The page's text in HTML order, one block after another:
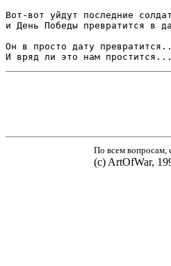
Вот-вот уйдут последние
и День Победы превратится в
Он в просто дату
И вряд ли это нам простится...
По всем вопросам,
(с) ArtOfWar,